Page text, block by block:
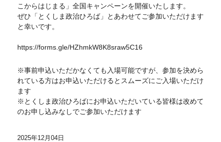
こからはじまる」全国キャンペーンを開催いたします。
ぜひ「とくしま政治ひろば」とあわせてご参加いただけます
と幸いです。
https://forms.gle/HZhmkW8K8sraw5C16
※事前申込いただかなくても入場可能ですが、参加を決めら
れている方はお申込いただけるとスムーズにご入場いただけ
ます
※とくしま政治ひろばにお申込いただいている皆様は改めて
のお申し込みなしでご参加いただけます
2025年12月04日